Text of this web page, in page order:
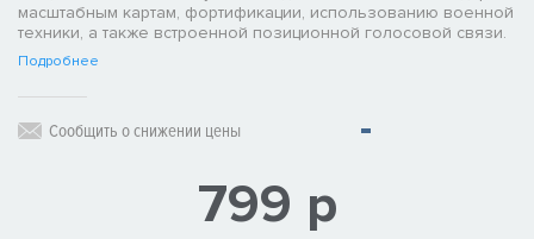
масштабным картам, фортификации, использованию военной
техники, а также встроенной позиционной голосовой связи.
Подробнее
Сообщить о снижении цены
799 р